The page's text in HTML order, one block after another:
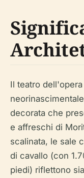
Il teatro
decorata che
e affreschi di
scalinata, le sale
di cavallo (con
piedi) riflettono